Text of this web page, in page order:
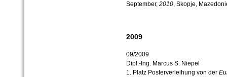
September, 2010, Skopje,
2009
09/2009
Dipl.-Ing. Marcus S. Niepel
1. Platz Posterverleihung von der